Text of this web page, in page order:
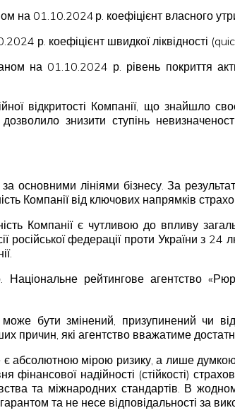
на 01.10.2024 р. коефіцієнт власного
р. коефіцієнт швидкої ліквідності
на 01.10.2024 р. рівень покриття
відкритості Компанії, що знайшло
знизити ступінь
основними лініями бізнесу. За
Компанії від ключових напрямків
Компанії є чутливою до впливу
російської федерації проти України з
рейтингове агентство
може бути змінений, призупинений чи
причин, які агентство вважатиме
є абсолютною мірою ризику, а лише
фінансової надійності (стійкості)
та міжнародних стандартів. В
та не несе відповідальності за